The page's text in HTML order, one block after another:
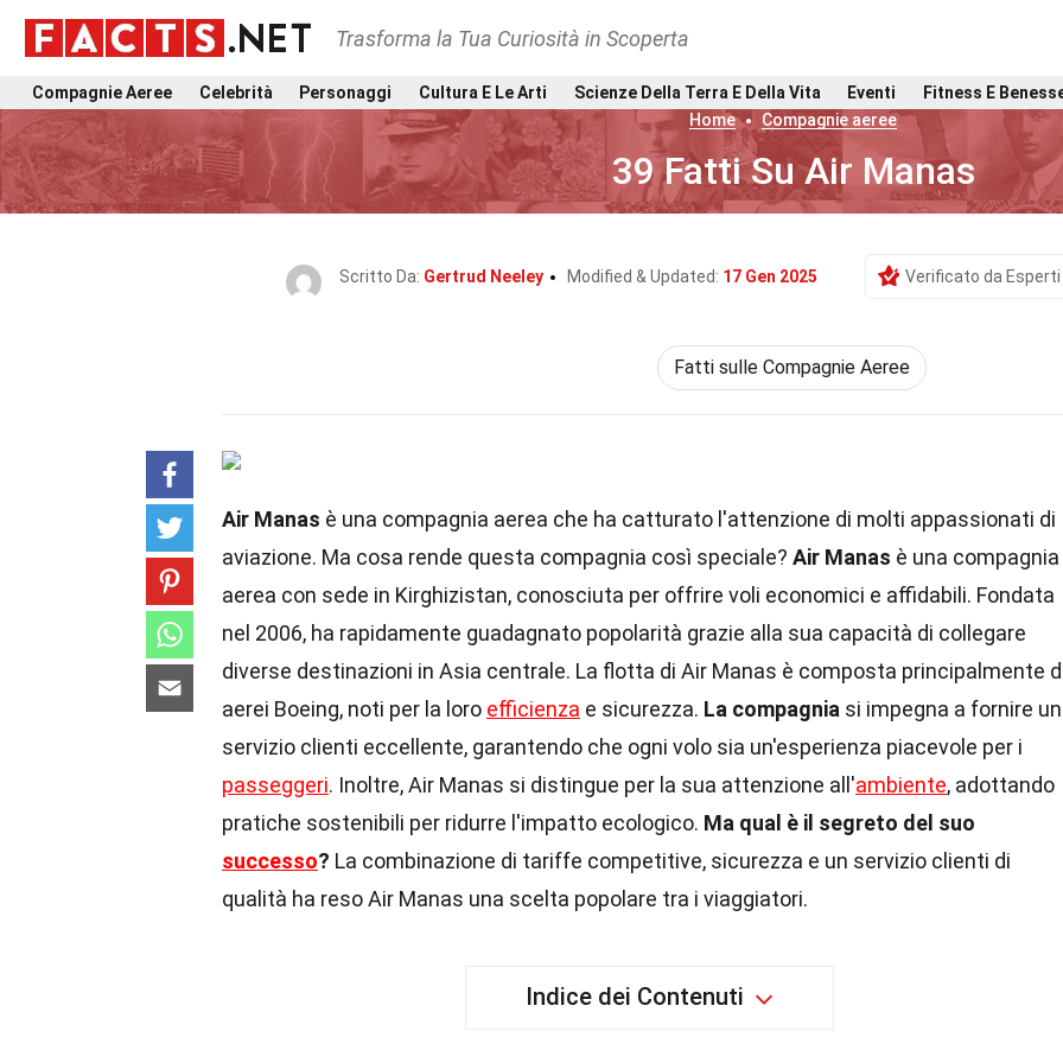
Trasforma la Tua Curiosità in Scoperta
Compagnie Aeree Celebrità Personaggi Cultura E Le Arti Scienze Della Terra E Della Vita Eventi
Fitness E
Home
Compagnie aeree
39 Fatti Su Air Manas
Scritto Da: Gertrud Neeley Modified & Updated: 17 Gen 2025 Verificato da Esperti
Fatti sulle Compagnie Aeree
Air Manas è una compagnia aerea che ha catturato l'attenzione di molti appassionati di
aviazione. Ma cosa rende questa compagnia così speciale? Air Manas è una compagnia
aerea con sede in Kirghizistan, conosciuta per offrire voli economici e affidabili. Fondata
nel 2006, ha rapidamente guadagnato popolarità grazie alla sua capacità di collegare
diverse destinazioni in Asia centrale. La flotta di Air Manas è composta principalmente
aerei Boeing, noti per la loro efficienza e sicurezza. La compagnia si impegna a fornire un
servizio clienti eccellente, garantendo che ogni volo sia un'esperienza piacevole per i
passeggeri. Inoltre, Air Manas si distingue per la sua attenzione all'ambiente, adottando
pratiche sostenibili per ridurre l'impatto ecologico. Ma qual è il segreto del suo
successo? La combinazione di tariffe competitive, sicurezza e un servizio clienti di
qualità ha reso Air Manas una scelta popolare tra i viaggiatori.
Indice dei Contenuti